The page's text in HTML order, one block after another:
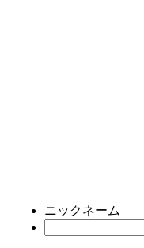
ニックネーム